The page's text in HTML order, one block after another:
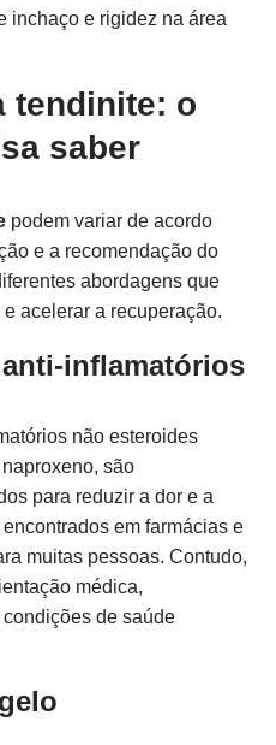
inchaço e rigidez na área
tendinite: o
saber
podem variar de acordo
e a recomendação do
abordagens que
acelerar a recuperação.
inflamatórios
não esteroides
são
para reduzir a dor e a
em farmácias e
muitas pessoas. Contudo,
médica,
de saúde